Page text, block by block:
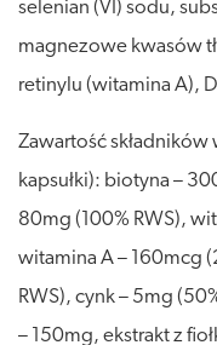
selenian (VI) sodu,
magnezowe kwasów
retinylu (witamina A),
Zawartość
kapsułki): biotyna –
80mg (100% RWS),
witamina A – 160mcg
RWS), cynk – 5mg
– 150mg, ekstrakt z